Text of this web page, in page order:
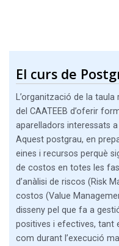
El curs de
L’organització de la
del CAATEEB d’oferir
aparelladors interessats
Aquest postgrau, en
eines i recursos perquè
de costos en totes les
d’anàlisi de riscos (Risk
costos (Value
disseny pel que fa a
positives i efectives, tant
com durant l’execució